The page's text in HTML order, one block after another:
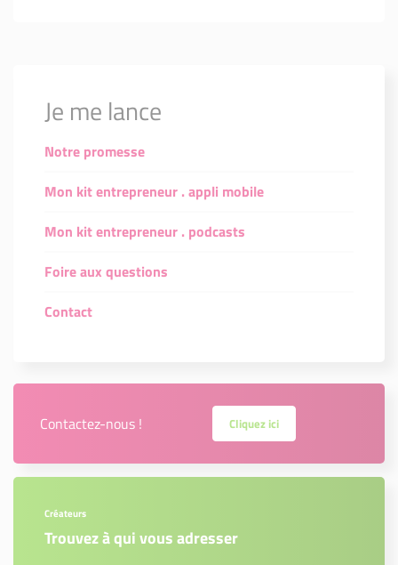
Je me lance
Notre promesse
Mon kit entrepreneur . appli mobile
Mon kit entrepreneur . podcasts
Foire aux questions
Contact
Contactez-nous ! Cliquez ici
Créateurs
Trouvez à qui vous adresser